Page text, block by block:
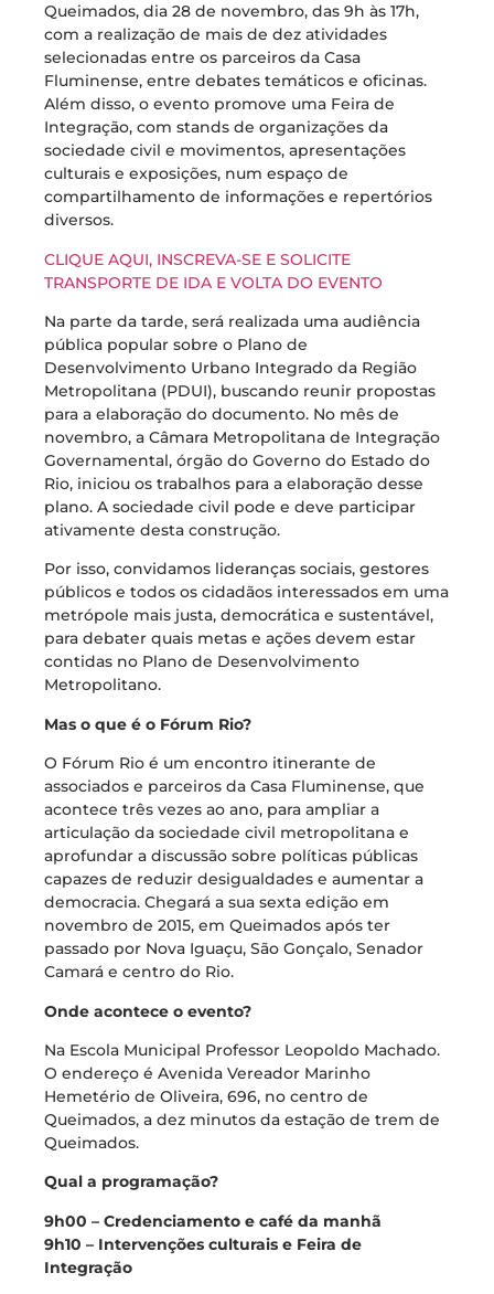
Queimados, dia 28 de novembro, das 9h às 17h,
com a realização de mais de dez atividades
selecionadas entre os parceiros da Casa
Fluminense, entre debates temáticos e oficinas.
Além disso, o evento promove uma Feira de
Integração, com stands de organizações da
sociedade civil e movimentos, apresentações
culturais e exposições, num espaço de
compartilhamento de informações e repertórios
diversos.
CLIQUE AQUI, INSCREVA-SE E SOLICITE
TRANSPORTE DE IDA E VOLTA DO EVENTO
Na parte da tarde, será realizada uma audiência
pública popular sobre o Plano de
Desenvolvimento Urbano Integrado da Região
Metropolitana (PDUI), buscando reunir propostas
para a elaboração do documento. No mês de
novembro, a Câmara Metropolitana de Integração
Governamental, órgão do Governo do Estado do
Rio, iniciou os trabalhos para a elaboração desse
plano. A sociedade civil pode e deve participar
ativamente desta construção.
Por isso, convidamos lideranças sociais, gestores
públicos e todos os cidadãos interessados em uma
metrópole mais justa, democrática e sustentável,
para debater quais metas e ações devem estar
contidas no Plano de Desenvolvimento
Metropolitano.
Mas o que é o Fórum Rio?
O Fórum Rio é um encontro itinerante de
associados e parceiros da Casa Fluminense, que
acontece três vezes ao ano, para ampliar a
articulação da sociedade civil metropolitana e
aprofundar a discussão sobre políticas públicas
capazes de reduzir desigualdades e aumentar a
democracia. Chegará a sua sexta edição em
novembro de 2015, em Queimados após ter
passado por Nova Iguaçu, São Gonçalo, Senador
Camará e centro do Rio.
Onde acontece o evento?
Na Escola Municipal Professor Leopoldo Machado.
O endereço é Avenida Vereador Marinho
Hemetério de Oliveira, 696, no centro de
Queimados, a dez minutos da estação de trem de
Queimados.
Qual a programação?
9h00 – Credenciamento e café da manhã
9h10 – Intervenções culturais e Feira de
Integração